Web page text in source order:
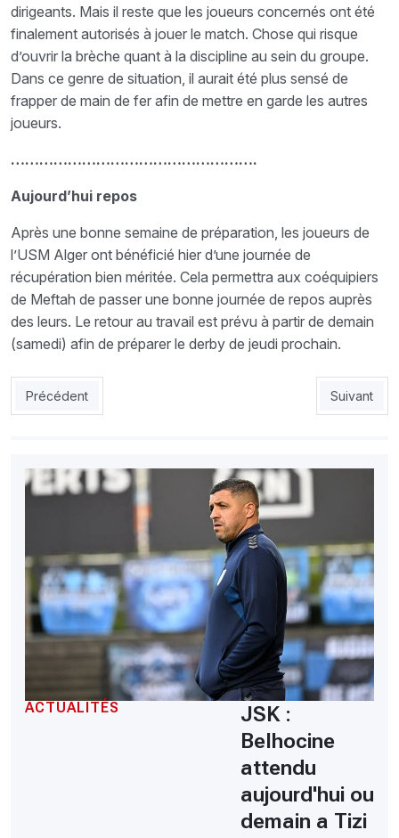
dirigeants. Mais il reste que les joueurs concernés ont été
finalement autorisés à jouer le match. Chose qui risque
d’ouvrir la brèche quant à la discipline au sein du groupe.
Dans ce genre de situation, il aurait été plus sensé de
frapper de main de fer afin de mettre en garde les autres
joueurs.
…………………………………………….
Aujourd’hui repos
Après une bonne semaine de préparation, les joueurs de
l’USM Alger ont bénéficié hier d’une journée de
récupération bien méritée. Cela permettra aux coéquipiers
de Meftah de passer une bonne journée de repos auprès
des leurs. Le retour au travail est prévu à partir de demain
(samedi) afin de préparer le derby de jeudi prochain.
Article précédent : JSK: Les statistiques inquiétantes des
Précédent Article
Suivant
ACTUALITÉS
JSK :
Belhocine
attendu
aujourd'hui ou
demain a Tizi